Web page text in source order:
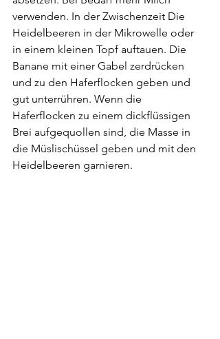
verwenden. In der Zwischenzeit Die
Heidelbeeren in der Mikrowelle oder
in einem kleinen Topf auftauen. Die
Banane mit einer Gabel zerdrücken
und zu den Haferflocken geben und
gut unterrühren. Wenn die
Haferflocken zu einem dickflüssigen
Brei aufgequollen sind, die Masse in
die Müslischüssel geben und mit den
Heidelbeeren garnieren.